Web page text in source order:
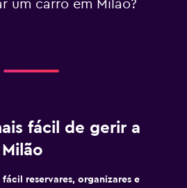
um carro em Milão?
fácil de gerir a
fácil reservares, organizares e